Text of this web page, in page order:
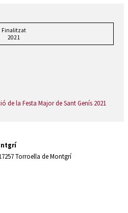
Finalitzat
2021
de la Festa Major de Sant Genís 2021
Torroella de Montgrí